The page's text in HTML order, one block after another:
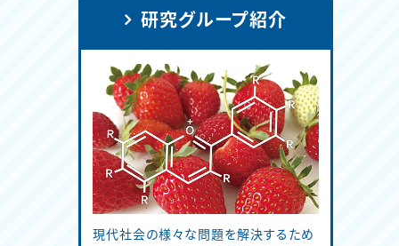
研究グループ紹介
現代社会の様々な問題を解決するため